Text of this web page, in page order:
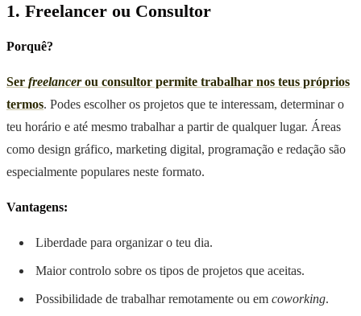
1. Freelancer ou Consultor
Porquê?
Ser freelancerou consultor permite trabalhar nos teus próprios
termos. Podes escolher os projetos que te interessam, determinar o
teu horário e até mesmo trabalhar a partir de qualquer lugar. Áreas
como design gráfico, marketing digital, programação e redação são
especialmente populares neste formato.
Vantagens:
Liberdade para organizar o teu dia.
Maior controlo sobre os tipos de projetos que aceitas.
Possibilidade de trabalhar remotamente ou em coworking.